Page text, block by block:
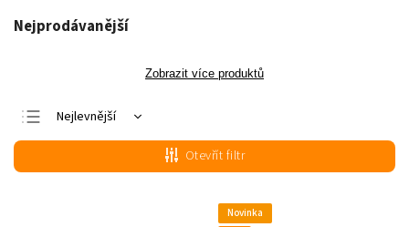
Nejprodávanější
Zobrazit více produktů
Nejlevnější
Nejdražší
Nejprodávanější
Otevřít filtr
Novinka